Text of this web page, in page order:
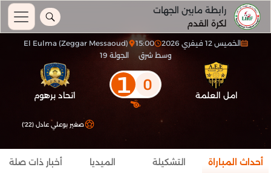
رابطة مابين الجهات
لكرة القدم
الخميس 12 فيفري 2026 15:00
El Eulma (Zeggar Messaoud)
وسط شرق
الجولة 19
امل العلمة 0
1 اتحاد برهوم
صغير بوعلي عادل (22')
أحداث المباراة التشكيلة الميديا أخبار ذات صلة